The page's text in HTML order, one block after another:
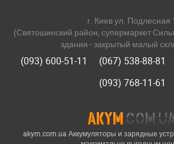
akym.com.ua Аккумуляторы и зарядные
г. Киев ул. Подлесная
(Святошинский район, супермаркет
здания - закрытый малый
(093) 600-51-11 (067) 538-88-81
(093) 768-11-61